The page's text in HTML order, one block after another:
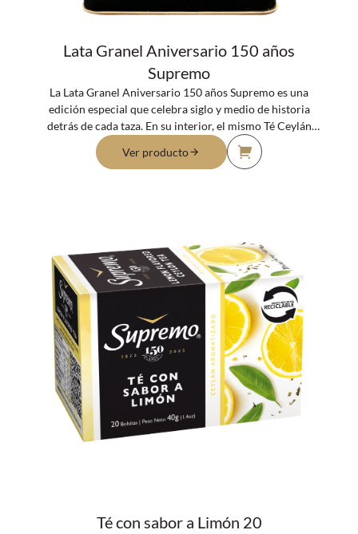
Lata Granel Aniversario 150 años
Supremo
La Lata Granel Aniversario 150 años Supremo es una
edición especial que celebra siglo y medio de historia
detrás de cada taza. En su interior, el mismo Té Ceylán
Premium que ha acompañado a generaciones de familias
chilenas: un té negro de origen 100% Sri Lanka, de hoja
Ver producto
Té con sabor a Limón 20